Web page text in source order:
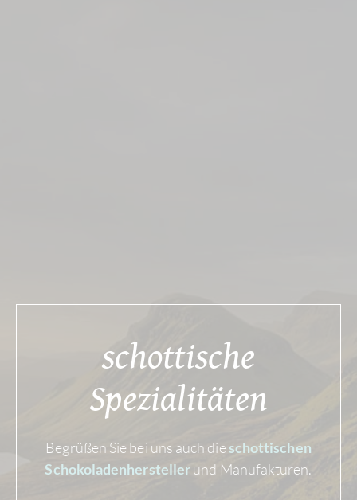
schottische
Spezialitäten
Begrüßen Sie bei uns auch dieschottischen
Schokoladenherstellerund Manufakturen.